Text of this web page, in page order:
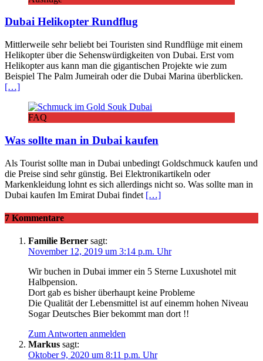
Dubai Helikopter Rundflug
Mittlerweile sehr beliebt bei Touristen sind Rundflüge mit einem
Helikopter über die Sehenswürdigkeiten von Dubai. Erst vom
Helikopter aus kann man die gigantischen Projekte wie zum
Beispiel The Palm Jumeirah oder die Dubai Marina überblicken.
[…]
FAQ
Was sollte man in Dubai kaufen
Als Tourist sollte man in Dubai unbedingt Goldschmuck kaufen und
die Preise sind sehr günstig. Bei Elektronikartikeln oder
Markenkleidung lohnt es sich allerdings nicht so. Was sollte man in
Dubai kaufen Im Emirat Dubai findet […]
7 Kommentare
Familie Berner sagt:
November 12, 2019 um 3:14 p.m. Uhr
Wir buchen in Dubai immer ein 5 Sterne Luxushotel mit
Halbpension.
Dort gab es bisher überhaupt keine Probleme
Die Qualität der Lebensmittel ist auf einemm hohen Niveau
Sogar Deutsches Bier bekommt man dort !!
Zum Antworten anmelden
Markus sagt:
Oktober 9, 2020 um 8:11 p.m. Uhr